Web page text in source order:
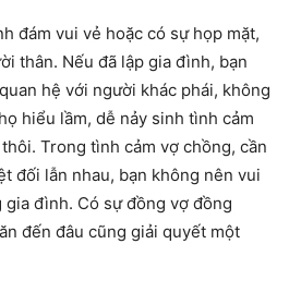
đám vui vẻ hoặc có sự họp mặt,
thân. Nếu đã lập gia đình, bạn
hệ với người khác phái, không
hiểu lầm, dễ nảy sinh tình cảm
Trong tình cảm vợ chồng, cần
đối lẫn nhau, bạn không nên vui
gia đình. Có sự đồng vợ đồng
đến đâu cũng giải quyết một